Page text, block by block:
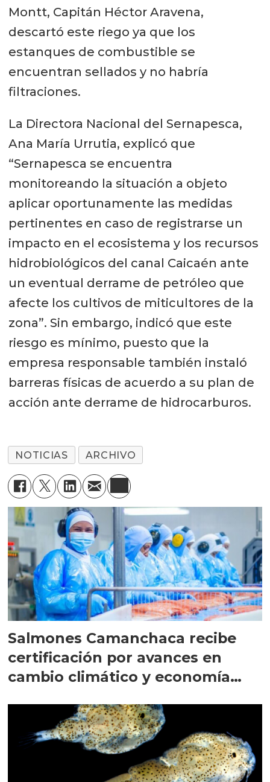
Montt, Capitán Héctor Aravena,
descartó este riego ya que los
estanques de combustible se
encuentran sellados y no habría
filtraciones.
La Directora Nacional del Sernapesca,
Ana María Urrutia, explicó que
“Sernapesca se encuentra
monitoreando la situación a objeto
aplicar oportunamente las medidas
pertinentes en caso de registrarse un
impacto en el ecosistema y los recursos
hidrobiológicos del canal Caicaén ante
un eventual derrame de petróleo que
afecte los cultivos de miticultores de la
zona”. Sin embargo, indicó que este
riesgo es mínimo, puesto que la
empresa responsable también instaló
barreras físicas de acuerdo a su plan de
acción ante derrame de hidrocarburos.
NOTICIAS ARCHIVO
Salmones Camanchaca recibe
certificación por avances en
cambio climático y economía